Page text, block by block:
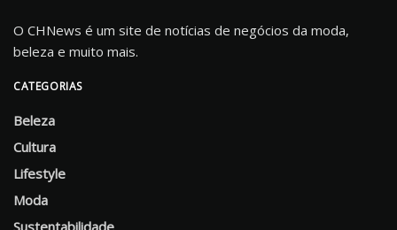
O CHNews é um site de notícias de negócios da moda,
beleza e muito mais.
CATEGORIAS
Beleza
Cultura
Lifestyle
Moda
Sustentabilidade